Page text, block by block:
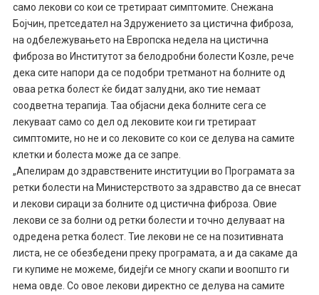
само лекови со кои се третираат симптомите. Снежана
Бојчин, претседател на Здружението за цистична фиброза,
на одбележувањето на Европска недела на цистична
фиброза во Институтот за белодробни болести Козле, рече
дека сите напори да се подобри третманот на болните од
оваа ретка болест ќе бидат залудни, ако тие немаат
соодветна терапија. Таа објасни дека болните сега се
лекуваат само со дел од лековите кои ги третираат
симптомите, но не и со лековите со кои се делува на самите
клетки и болеста може да се запре.
„Апелирам до здравствените институции во Програмата за
ретки болести на Министерството за здравство да се внесат
и лекови сираци за болните од цистична фиброза. Овие
лекови се за болни од ретки болести и точно делуваат на
одредена ретка болест. Тие лекови не се на позитивната
листа, не се обезбедени преку програмата, а и да сакаме да
ги купиме не можеме, бидејѓи се многу скапи и воопшто ги
нема овде. Со овое лекови директно се делува на самите